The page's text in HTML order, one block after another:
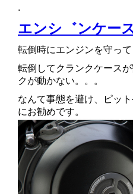
.
エンシ゛ンケー
転倒時にエンジンを守って
転倒してクランクケース
クが動かない。。。
なんて事態を避け、ピッ
にお勧めです。